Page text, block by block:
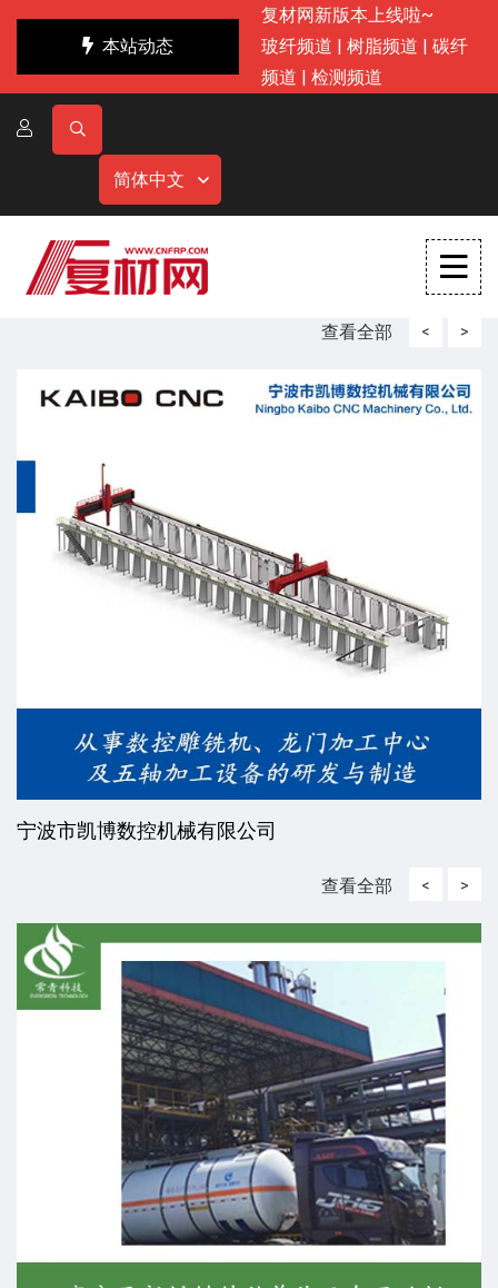
本站动态
复材网新版本上线啦~
玻纤频道 | 树脂频道 | 碳纤
频道 | 检测频道
简体中文
查看全部 <
威海东发精工机械有限责任公司
>
查看全部 < >